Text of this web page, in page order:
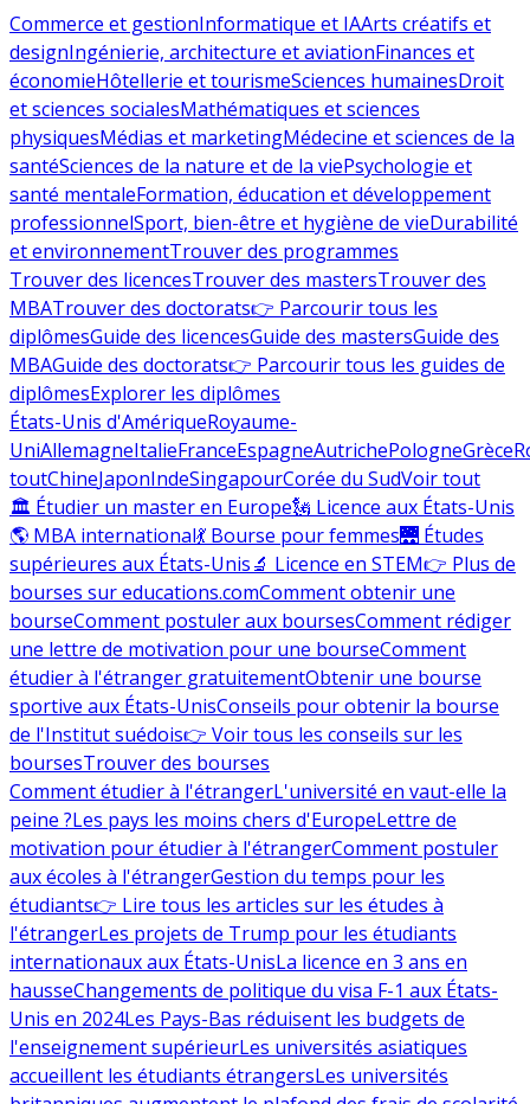
Commerce et gestionInformatique et IAArts créatifs et
designIngénierie, architecture et aviationFinances et
économieHôtellerie et tourismeSciences humainesDroit
et sciences socialesMathématiques et sciences
physiquesMédias et marketingMédecine et sciences de la
santéSciences de la nature et de la viePsychologie et
santé mentaleFormation, éducation et développement
professionnelSport, bien-être et hygiène de vieDurabilité
et environnementTrouver des programmes
Trouver des licencesTrouver des mastersTrouver des
MBATrouver des doctorats👉 Parcourir tous les
diplômesGuide des licencesGuide des mastersGuide des
MBAGuide des doctorats👉 Parcourir tous les guides de
diplômesExplorer les diplômes
États-Unis d'AmériqueRoyaume-
UniAllemagneItalieFranceEspagneAutrichePologneGrèce
toutChineJaponIndeSingapourCorée du SudVoir tout
🏛 Étudier un master en Europe🗽 Licence aux États-Unis
🌎 MBA international💃 Bourse pour femmes🌉 Études
supérieures aux États-Unis🔬 Licence en STEM👉 Plus de
bourses sur educations.comComment obtenir une
bourseComment postuler aux boursesComment rédiger
une lettre de motivation pour une bourseComment
étudier à l'étranger gratuitementObtenir une bourse
sportive aux États-UnisConseils pour obtenir la bourse
de l'Institut suédois👉 Voir tous les conseils sur les
boursesTrouver des bourses
Comment étudier à l'étrangerL'université en vaut-elle la
peine ?Les pays les moins chers d'EuropeLettre de
motivation pour étudier à l'étrangerComment postuler
aux écoles à l'étrangerGestion du temps pour les
étudiants👉 Lire tous les articles sur les études à
l'étrangerLes projets de Trump pour les étudiants
internationaux aux États-UnisLa licence en 3 ans en
hausseChangements de politique du visa F-1 aux États-
Unis en 2024Les Pays-Bas réduisent les budgets de
l'enseignement supérieurLes universités asiatiques
accueillent les étudiants étrangersLes universités